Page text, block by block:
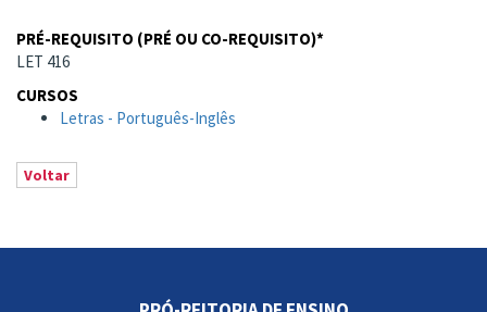
PRÉ-REQUISITO (PRÉ OU CO-REQUISITO)*
LET 416
CURSOS
Letras - Português-Inglês
Voltar